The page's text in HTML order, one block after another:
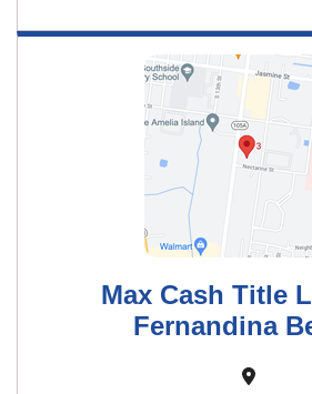
Max Cash Title
Fernandina